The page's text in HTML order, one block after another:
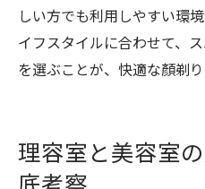
しい方でも利用しやすい環
イフスタイルに合わせて、
を選ぶことが、快適な顏剃
理容室と美容室